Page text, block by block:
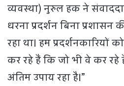
व्यवस्था) नुरुल हक ने
धरना प्रदर्शन बिना
रहा था। हम प्रदर्शनकारियों
कर रहे हैं कि जो भी वे कर रहे
अंतिम उपाय रहा है।”